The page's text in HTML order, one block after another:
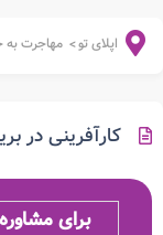
اپلای تو> مهاجرت به
کارآفرینی در
برای